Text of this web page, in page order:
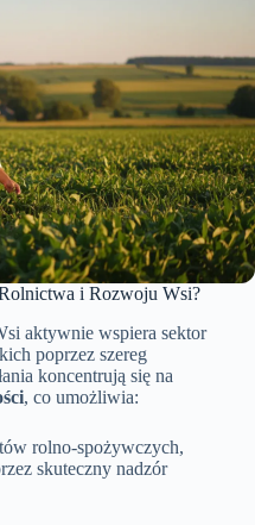
i Rozwoju Wsi?
aktywnie wspiera sektor
poprzez szereg
koncentrują się na
, co umożliwia:
rolno-spożywczych,
skuteczny nadzór